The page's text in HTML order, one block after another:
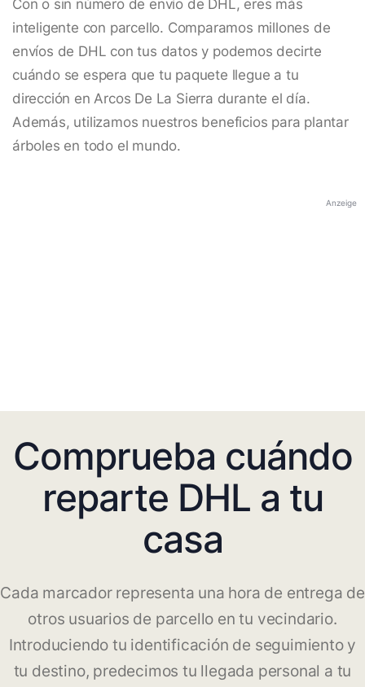
Con o sin número de envío de DHL, eres más
inteligente con parcello. Comparamos millones de
envíos de DHL con tus datos y podemos decirte
cuándo se espera que tu paquete llegue a tu
dirección en Arcos De La Sierra durante el día.
Además, utilizamos nuestros beneficios para plantar
árboles en todo el mundo.
Anzeige
Comprueba cuándo
reparte DHL a tu
casa
Cada marcador representa una hora de entrega de
otros usuarios de parcello en tu vecindario.
Introduciendo tu identificación de seguimiento y
tu destino, predecimos tu llegada personal a tu